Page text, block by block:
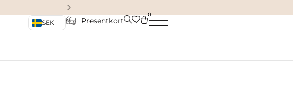
SEK Presentkort
0